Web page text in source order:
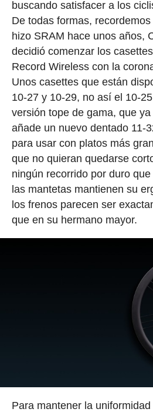
buscando satisfacer a los
De todas formas,
hizo SRAM hace unos años,
decidió comenzar los
Record Wireless con la
Unos casettes que están
10-27 y 10-29, no así el 10-
versión tope de gama, que
añade un nuevo dentado 11-
para usar con platos más
que no quieran quedarse
ningún recorrido por duro
las mantetas mantienen su
los frenos parecen ser
que en su hermano mayor.
Para mantener la